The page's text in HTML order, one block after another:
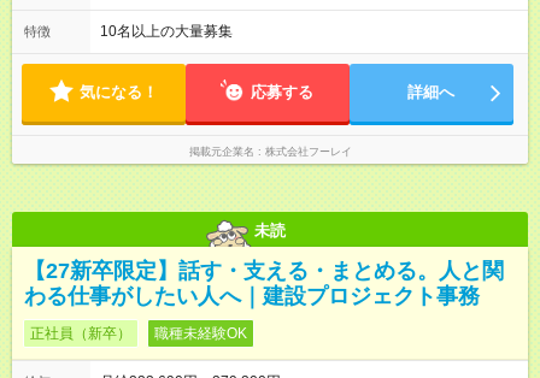
用形態：中途採用（契約社員） 給与：月給 286,000
円 ～ 300,000円 ≪スタート安心保証≫ 入社後2ヶ月間は成果を
問わず【月給28万6000円～30万円】（地域により変動）を保
証！ まずは仕事を覚え、スキルアップに集中できます◎ 「報奨
金って稼げるの？」 「未経験の走り始めが不安…」 ——そんな
気持ちに、収入面から応える、当社独自の制度です。
を想定しています。 ★朝はゆっくり過ごせて、通勤ラッシュと
は無縁です。 〈１日のスケジュール例〉 12:00 出社 13:00 ミ
21:00 定時退社(直帰)
特徴 10名以上の大量募集
気になる！ 応募する 詳細へ
掲載元企業名 株式会社フーレイ
未読
【27新卒限定】話す・支える・まとめる。人と関
わる仕事がしたい人へ｜建設プロジェクト事務
正社員（新卒） 職種未経験OK